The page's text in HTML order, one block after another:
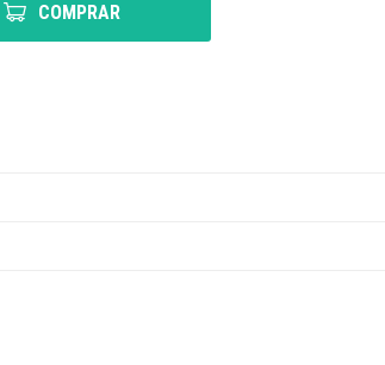
COMPRAR